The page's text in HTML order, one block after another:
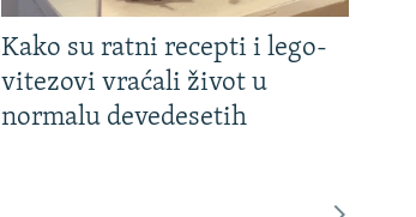
Kako su ratni recepti i lego-
vitezovi vraćali život u
normalu devedesetih